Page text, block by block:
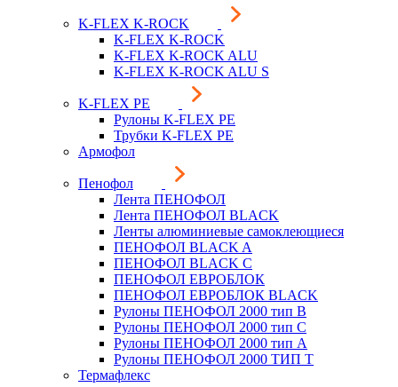
K-FLEX K-ROCK
K-FLEX K-ROCK
K-FLEX K-ROCK ALU
K-FLEX K-ROCK ALU S
K-FLEX PE
Рулоны K-FLEX PE
Трубки K-FLEX PE
Армофол
Пенофол
Лента ПЕНОФОЛ
Лента ПЕНОФОЛ BLACK
Ленты алюминиевые самоклеющиеся
ПЕНОФОЛ BLACK A
ПЕНОФОЛ BLACK С
ПЕНОФОЛ ЕВРОБЛОК
ПЕНОФОЛ ЕВРОБЛОК BLACK
Рулоны ПЕНОФОЛ 2000 тип B
Рулоны ПЕНОФОЛ 2000 тип C
Рулоны ПЕНОФОЛ 2000 тип А
Рулоны ПЕНОФОЛ 2000 ТИП Т
Термафлекс